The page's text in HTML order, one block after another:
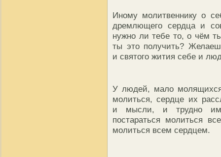
Иному молитвеннику о
дремлющего сердца и
нужно ли тебе то, о чём
ты это получить?
и святого жития себе и
У людей, мало
молиться, сердце их
и мысли, и трудно им
постараться молиться
молиться всем сердцем.